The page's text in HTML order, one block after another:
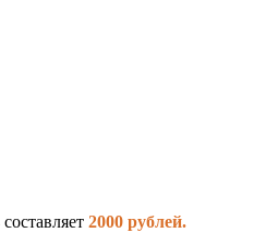
2000 рублей.